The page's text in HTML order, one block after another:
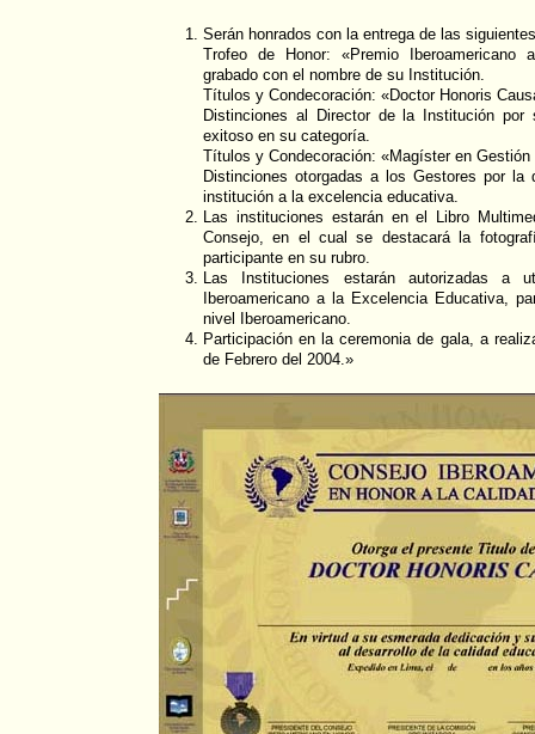
Serán honrados con la entrega de las
Trofeo de Honor: «Premio Iberoamericano
grabado con el nombre de su Institución.
Títulos y Condecoración: «Doctor Honoris
Distinciones al Director de la Institución
exitoso en su categoría.
Títulos y Condecoración: «Magíster en Gestión
Distinciones otorgadas a los Gestores por la
institución a la excelencia educativa.
Las instituciones estarán en el Libro
Consejo, en el cual se destacará la
participante en su rubro.
Las Instituciones estarán autorizadas a
Iberoamericano a la Excelencia Educativa,
nivel Iberoamericano.
Participación en la ceremonia de gala, a
de Febrero del 2004.»